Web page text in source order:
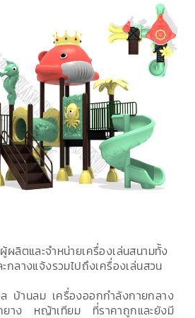
ผู้ผลิตและจำหน่ายเครื่องเล่นสนามทั้ง
ะกลางแจ้งรวมไปถึงเครื่องเล่นสวน
บ้านลม เครื่องออกกำลังกายกลาง
ง หญ้าเทียม ที่ราคาถูกและยังมี